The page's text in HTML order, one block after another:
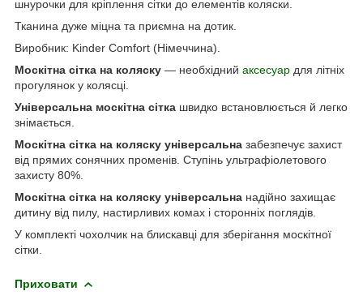
шнурочки для кріплення сітки до елементів коляски.
Тканина дуже міцна та приємна на дотик.
Виробник: Kinder Comfort (Німеччина).
Москітна сітка на коляску — необхідний аксесуар для літніх
прогулянок у колясці.
Універсальна москітна сітка швидко встановлюється й легко
знімається.
Москітна сітка на коляску універсальна забезпечує захист
від прямих сонячних променів. Ступінь ультрафіолетового
захисту 80%.
Москітна сітка на коляску універсальна надійно захищає
дитину від пилу, настирливих комах і сторонніх поглядів.
У комплекті чохолчик на блискавці для зберігання москітної
сітки.
Приховати